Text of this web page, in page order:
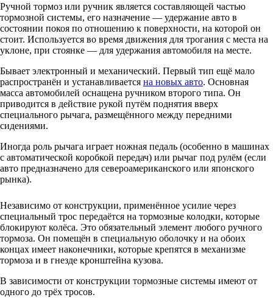
Ручной тормоз или ручник является составляющей частью
тормозной системы, его назначение — удержание авто в
состоянии покоя по отношению к поверхности, на которой он
стоит. Используется во время движения для трогания с места на
уклоне, при стоянке — для удержания автомобиля на месте.
Бывает электронный и механический. Первый тип ещё мало
распространён и устанавливается на новых авто. Основная
масса автомобилей оснащена ручником второго типа. Он
приводится в действие рукой путём поднятия вверх
специального рычага, размещённого между передними
сидениями.
Иногда роль рычага играет ножная педаль (особенно в машинах
с автоматической коробкой передач) или рычаг под рулём (если
авто предназначено для североамериканского или японского
рынка).
Независимо от конструкции, применённое усилие через
специальный трос передаётся на тормозные колодки, которые
блокируют колёса. Это обязательный элемент любого ручного
тормоза. Он помещён в специальную оболочку и на обоих
концах имеет наконечники, которые крепятся в механизме
тормоза и в гнезде кронштейна кузова.
В зависимости от конструкции тормозные системы имеют от
одного до трёх тросов.